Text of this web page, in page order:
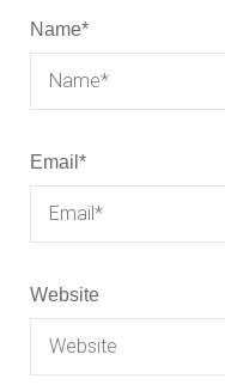
Name*
Email *
Website